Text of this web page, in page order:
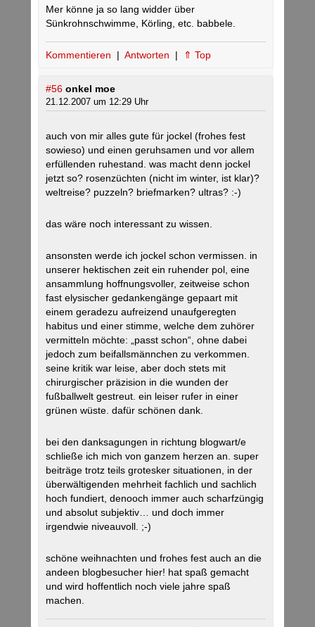
Mer könne ja so lang widder über
Sünkrohnschwimme, Körling, etc. babbele.
Kommentieren | Antworten | ⇑ Top
#56 onkel moe
21.12.2007 um 12:29 Uhr
auch von mir alles gute für jockel (frohes fest
sowieso) und einen geruhsamen und vor allem
erfüllenden ruhestand. was macht denn jockel
jetzt so? rosenzüchten (nicht im winter, ist klar)?
weltreise? puzzeln? briefmarken? ultras? :-)
das wäre noch interessant zu wissen.
ansonsten werde ich jockel schon vermissen. in
unserer hektischen zeit ein ruhender pol, eine
ansammlung hoffnungsvoller, zeitweise schon
fast elysischer gedankengänge gepaart mit
einem geradezu aufreizend unaufgeregten
habitus und einer stimme, welche dem zuhörer
vermitteln möchte: „passt schon“, ohne dabei
jedoch zum beifallsmännchen zu verkommen.
seine kritik war leise, aber doch stets mit
chirurgischer präzision in die wunden der
fußballwelt gestreut. ein leiser rufer in einer
grünen wüste. dafür schönen dank.
bei den danksagungen in richtung blogwart/e
schließe ich mich von ganzem herzen an. super
beiträge trotz teils grotesker situationen, in der
überwältigenden mehrheit fachlich und sachlich
hoch fundiert, denooch immer auch scharfzüngig
und absolut subjektiv… und doch immer
irgendwie niveauvoll. ;-)
schöne weihnachten und frohes fest auch an die
andeen blogbesucher hier! hat spaß gemacht
und wird hoffentlich noch viele jahre spaß
machen.